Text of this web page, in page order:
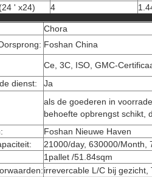
' x24)
4
Chora
Foshan China
Ce, 3C, ISO, GMC-
dienst:
Ja
als de goederen in
behoefte opbrengst schikt,
Foshan Nieuwe Haven
21000/day, 630000/Month,
1pallet /51.84sqm
irrevercable L/C bij gezicht,